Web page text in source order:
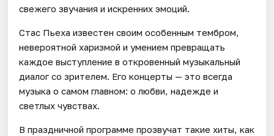
свежего звучания и искренних эмоций.
Стас Пьеха известен своим особенным тембром,
невероятной харизмой и умением превращать
каждое выступление в откровенный музыкальный
диалог со зрителем. Его концерты — это всегда
музыка о самом главном: о любви, надежде и
светлых чувствах.
В праздничной программе прозвучат такие хиты, как